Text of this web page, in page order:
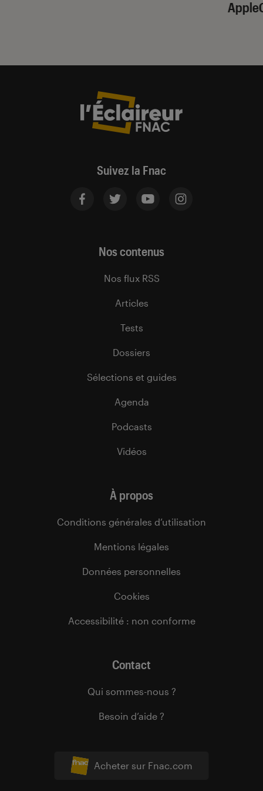
Suivez la Fnac
Acheter sur Fnac.com
Nos contenus
Nos flux RSS
Articles
Tests
Dossiers
Sélections et guides
Agenda
Podcasts
Vidéos
À propos
Conditions générales d’utilisation
Mentions légales
Données personnelles
Cookies
Accessibilité : non conforme
Contact
Qui sommes-nous ?
Besoin d’aide ?